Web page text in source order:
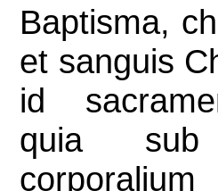
Baptisma,
et sanguis
id
quia sub